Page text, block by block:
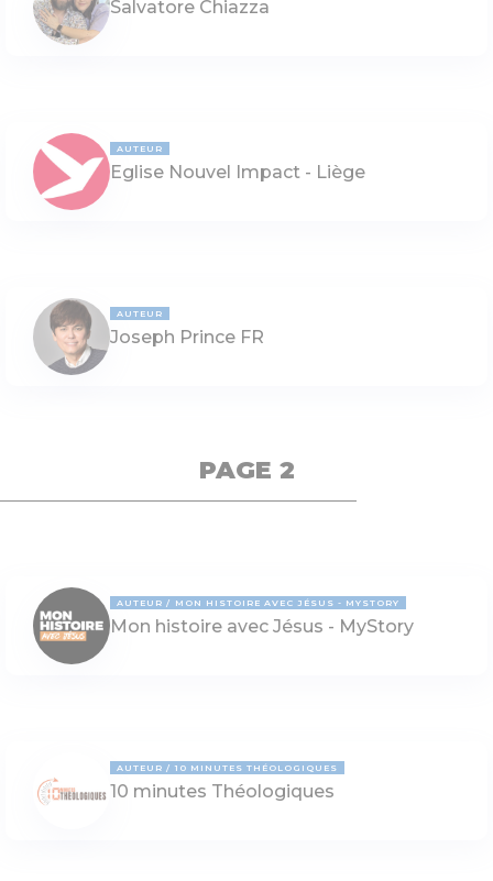
Salvatore Chiazza
AUTEUR
Eglise Nouvel Impact - Liège
AUTEUR
Joseph Prince FR
PAGE 2
AUTEUR MON HISTOIRE AVEC JÉSUS - MYSTORY
Mon histoire avec Jésus - MyStory
AUTEUR 10 MINUTES THÉOLOGIQUES
10 minutes Théologiques